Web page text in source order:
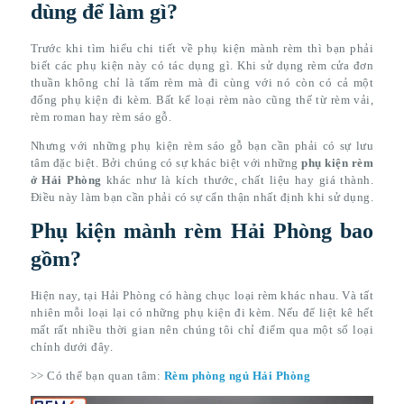
dùng để làm gì?
Trước khi tìm hiểu chi tiết về phụ kiện mành rèm thì bạn phải
biết các phụ kiện này có tác dụng gì. Khi sử dụng rèm cửa đơn
thuần không chỉ là tấm rèm mà đi cùng với nó còn có cả một
đống phụ kiện đi kèm. Bất kể loại rèm nào cũng thế từ rèm vải,
rèm roman hay rèm sáo gỗ.
Nhưng với những phụ kiện rèm sáo gỗ bạn cần phải có sự lưu
tâm đặc biệt. Bởi chúng có sự khác biệt với nhữngphụ kiện rèm
ở Hải Phòng khác như là kích thước, chất liệu hay giá thành.
Điều này làm bạn cần phải có sự cẩn thận nhất định khi sử dụng.
Phụ kiện mành rèm Hải Phòng bao
gồm?
Hiện nay, tại Hải Phòng có hàng chục loại rèm khác nhau. Và tất
nhiên mỗi loại lại có những phụ kiện đi kèm. Nếu để liệt kê hết
mất rất nhiều thời gian nên chúng tôi chỉ điểm qua một số loại
chính dưới đây.
>> Có thể bạn quan tâm: Rèm phòng ngủ Hải Phòng